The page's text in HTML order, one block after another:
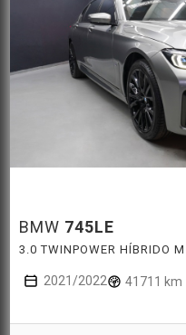
BMW 745LE
3.0 TWINPOWER HÍBRIDO
2021/2022 41711 km